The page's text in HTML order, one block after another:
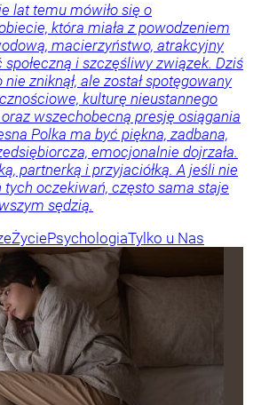
lat temu mówiło się o
która miała z powodzeniem
macierzyństwo, atrakcyjny
i szczęśliwy związek. Dziś
zniknął, ale został spotęgowany
kulturę nieustannego
wszechobecną presję osiągania
Polka ma być piękna, zadbana,
emocjonalnie dojrzała.
partnerką i przyjaciółką. A jeśli nie
tych oczekiwań, często sama staje
sędzią.
ŻyciePsychologiaTylko u Nas